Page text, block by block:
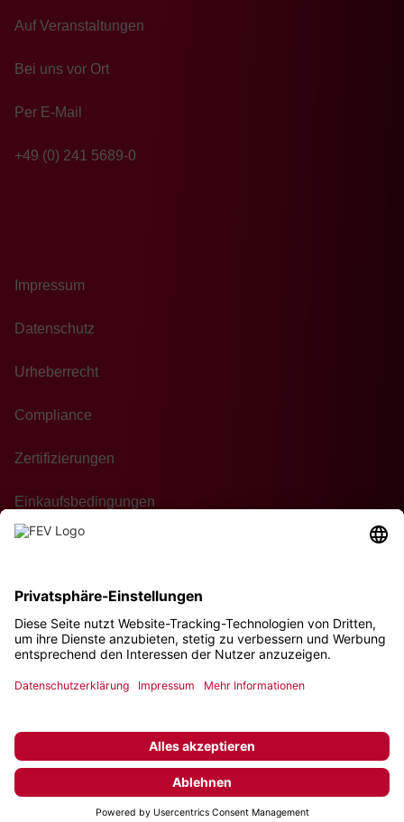
Auf Veranstaltungen
Bei uns vor Ort
Per E-Mail
+49 (0) 241 5689-0
Impressum
Datenschutz
Urheberrecht
Compliance
Zertifizierungen
Einkaufsbedingungen
Nachhaltigkeit